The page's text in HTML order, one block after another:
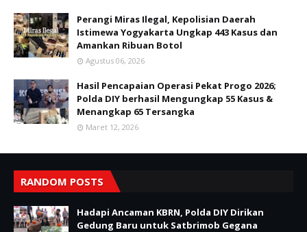
Perangi Miras Ilegal, Kepolisian Daerah
Istimewa Yogyakarta Ungkap 443 Kasus dan
Amankan Ribuan Botol
Agustus 06, 2026
Hasil Pencapaian Operasi Pekat Progo 2026;
Polda DIY berhasil Mengungkap 55 Kasus &
Menangkap 65 Tersangka
Maret 12, 2026
RANDOM POSTS
Hadapi Ancaman KBRN, Polda DIY Dirikan
Gedung Baru untuk Satbrimob Gegana